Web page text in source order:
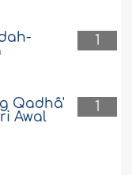
1
1
Qadhâ'
Awal